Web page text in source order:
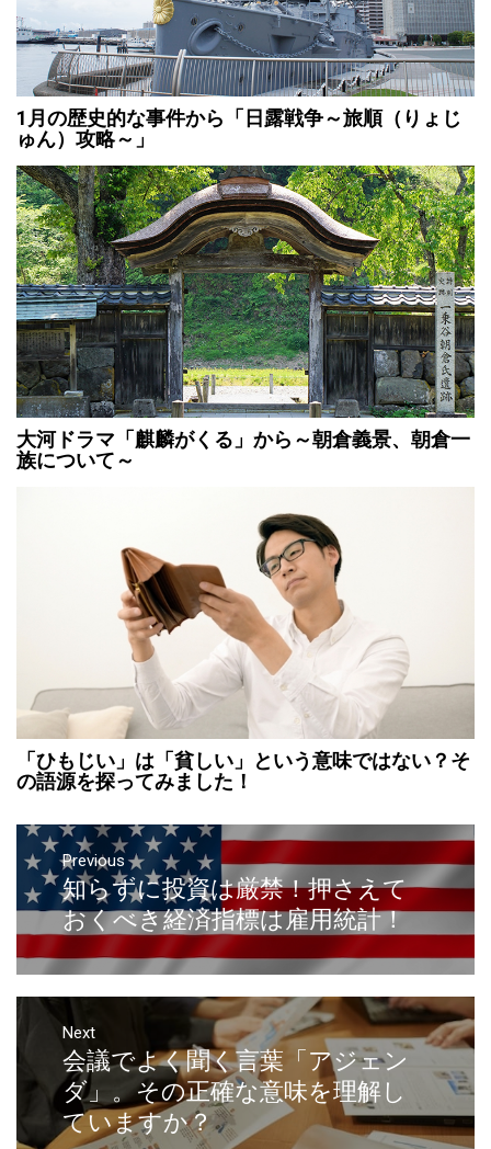
1月の歴史的な事件から「日露戦争～旅順（りょじ
ゅん）攻略～」
大河ドラマ「麒麟がくる」から～朝倉義景、朝倉一
族について～
「ひもじい」は「貧しい」という意味ではない？そ
の語源を探ってみました！
Previous
知らずに投資は厳禁！押さえて
おくべき経済指標は雇用統計！
Next
会議でよく聞く言葉「アジェン
ダ」。その正確な意味を理解し
ていますか？